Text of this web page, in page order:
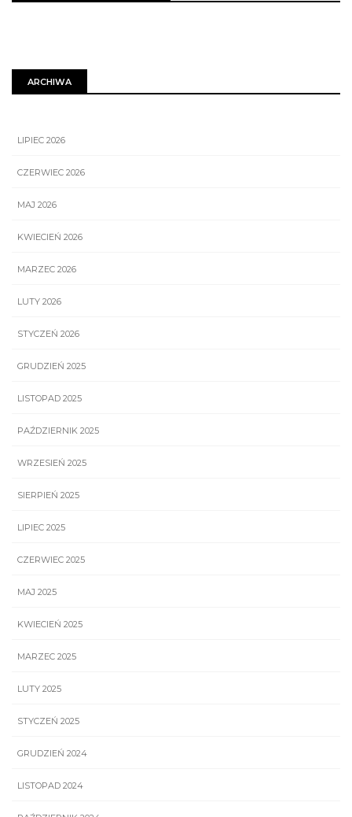
ARCHIWA
LIPIEC 2026
CZERWIEC 2026
MAJ 2026
KWIECIEŃ 2026
MARZEC 2026
LUTY 2026
STYCZEŃ 2026
GRUDZIEŃ 2025
LISTOPAD 2025
PAŹDZIERNIK 2025
WRZESIEŃ 2025
SIERPIEŃ 2025
LIPIEC 2025
CZERWIEC 2025
MAJ 2025
KWIECIEŃ 2025
MARZEC 2025
LUTY 2025
STYCZEŃ 2025
GRUDZIEŃ 2024
LISTOPAD 2024